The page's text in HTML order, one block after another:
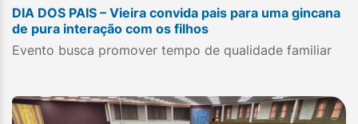
DIA DOS PAIS – Vieira convida pais para uma gincana
de pura interação com os filhos
Evento busca promover tempo de qualidade familiar